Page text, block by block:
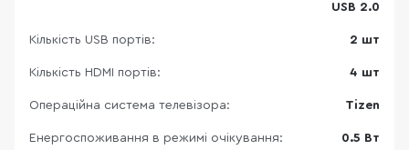
USB 2.0
Кількість USB портів: 2 шт
Кількість HDMI портів: 4 шт
Операційна система телевізора: Tizen
Енергоспоживання в режимі очікування: 0.5 Вт